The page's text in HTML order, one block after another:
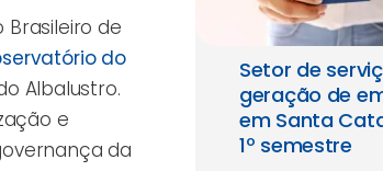
de
do
Albalustro.
e
da
Setor de
geração de
em Santa
1º semestre